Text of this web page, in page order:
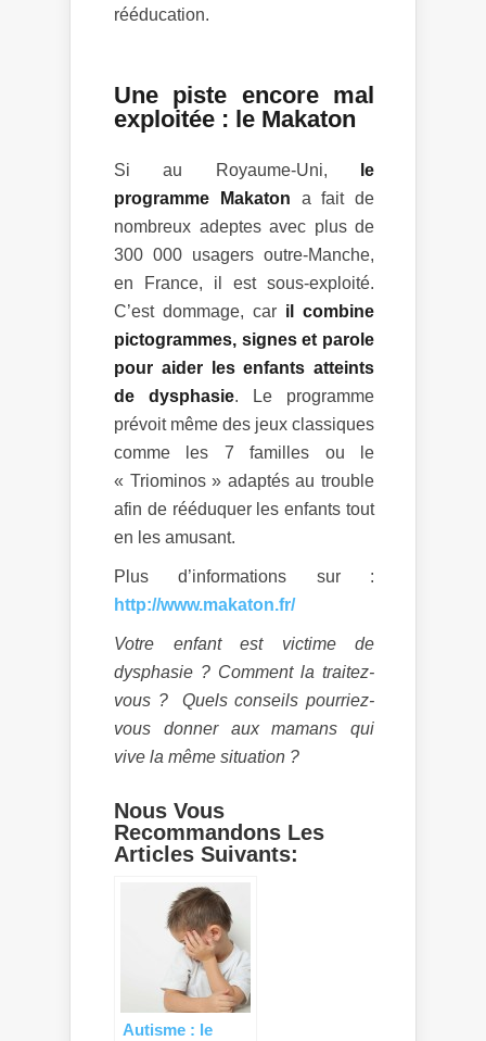
rééducation.
Une piste encore mal
exploitée : le Makaton
Si au Royaume-Uni,
le
programme Makaton a fait de
nombreux adeptes avec plus de
300 000 usagers outre-Manche,
en France, il est sous-exploité.
C’est dommage, car il combine
pictogrammes, signes et parole
pour aider les enfants atteints
de dysphasie. Le programme
prévoit même des jeux classiques
comme les 7 familles ou le
« Triominos » adaptés au trouble
afin de rééduquer les enfants tout
en les amusant.
Plus d’informations sur :
http://www.makaton.fr/
Votre enfant est victime de
dysphasie ? Comment la traitez-
vous ? Quels conseils pourriez-
vous donner aux mamans qui
vive la même situation ?
Nous Vous
Recommandons Les
Articles Suivants:
Autisme : le